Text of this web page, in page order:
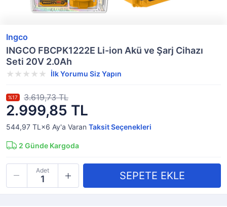
Ingco
INGCO FBCPK1222E Li-ion Akü ve Şarj Cihazı
Seti 20V 2.0Ah
İlk Yorumu Siz Yapın
2.999,85 TL
%17 3.619,73 TL
544,97 TL×6 Ay'a Varan Taksit Seçenekleri
2 Günde Kargoda
Adet